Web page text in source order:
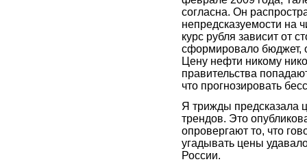
согласна. Он
непредсказуемости на
курс рубля зависит от
сформировало бюджет,
Цену нефти никому
правительства
что прогнозировать
Я трижды предсказала
трендов. Это
опровергают то, что
угадывать цены
России.